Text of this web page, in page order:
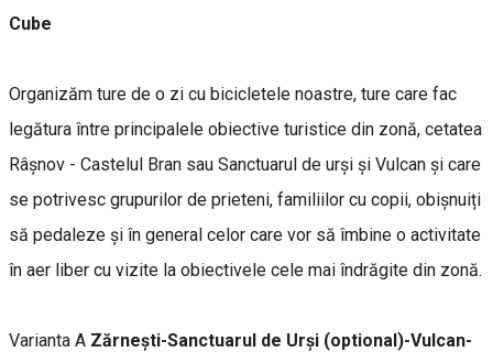
Cube
Organizăm ture de o zi cu bicicletele noastre, ture care fac
legătura între principalele obiective turistice din zonă, cetatea
Râșnov - Castelul Bran sau Sanctuarul de urși și Vulcan și care
se potrivesc grupurilor de prieteni, familiilor cu copii, obișnuiți
să pedaleze și în general celor care vor să îmbine o activitate
în aer liber cu vizite la obiectivele cele mai îndrăgite din zonă.
Varianta A Zărnești-Sanctuarul de Urși (optional)-Vulcan-